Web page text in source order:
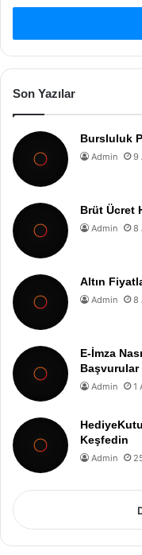
Son Yazılar
Bursluluk
Admin 9
Brüt Ücret
Admin 8
Altın
Admin 8
E-İmza
Başvurular
Admin 1
Keşfedin
Admin